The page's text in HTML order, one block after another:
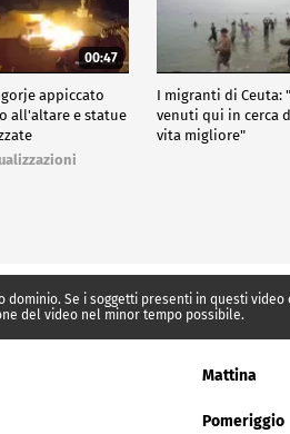
00:47
appiccato
all'altare e statue
I migranti di Ceuta:
venuti qui in cerca
vita migliore"
Se i soggetti presenti in questi
del video nel minor tempo possibile.
Mattina
Pomeriggio